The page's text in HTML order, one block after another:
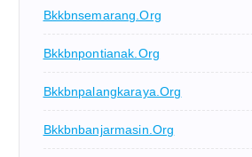
Bkkbnsemarang.org
Bkkbnpontianak.org
Bkkbnpalangkaraya.org
Bkkbnbanjarmasin.org